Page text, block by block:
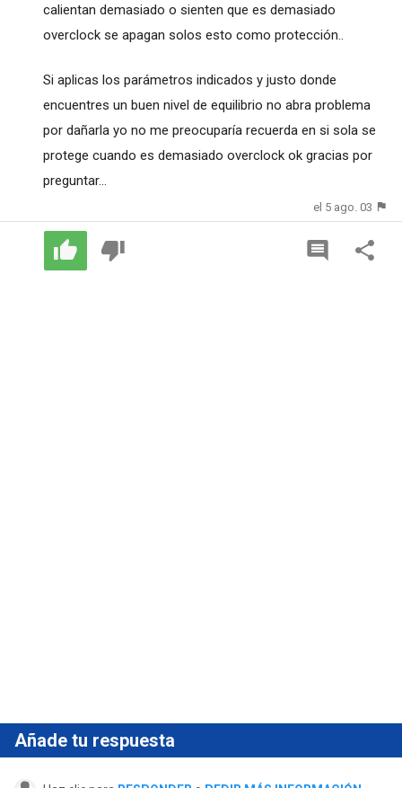
calientan demasiado o sienten que es demasiado
overclock se apagan solos esto como protección..
Si aplicas los parámetros indicados y justo donde
encuentres un buen nivel de equilibrio no abra problema
por dañarla yo no me preocuparía recuerda en si sola se
protege cuando es demasiado overclock ok gracias por
preguntar...
el 5 ago. 03
Añade tu respuesta